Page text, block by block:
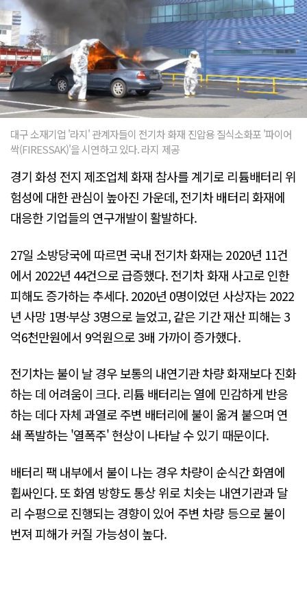
대구 소재기업 '라지' 관계자들이 전기차 화재 진압용 질식소화포 '파이어
싹(FIRESSAK)'을 시연하고 있다. 라지 제공
경기 화성 전지 제조업체 화재 참사를 계기로 리튬배터리 위
험성에 대한 관심이 높아진 가운데, 전기차 배터리 화재에
대응한 기업들의 연구개발이 활발하다.
27일 소방당국에 따르면 국내 전기차 화재는 2020년 11건
에서 2022년 44건으로 급증했다. 전기차 화재 사고로 인한
피해도 증가하는 추세다. 2020년 0명이었던 사상자는 2022
년 사망 1명·부상 3명으로 늘었고, 같은 기간 재산 피해는 3
억6천만원에서 9억원으로 3배 가까이 증가했다.
전기차는 불이 날 경우 보통의 내연기관 차량 화재보다 진화
하는 데 어려움이 크다. 리튬 배터리는 열에 민감하게 반응
하는 데다 자체 과열로 주변 배터리에 불이 옮겨 붙으며 연
쇄 폭발하는 '열폭주' 현상이 나타날 수 있기 때문이다.
배터리 팩 내부에서 불이 나는 경우 차량이 순식간 화염에
휩싸인다. 또 화염 방향도 통상 위로 치솟는 내연기관과 달
리 수평으로 진행되는 경향이 있어 주변 차량 등으로 불이
번져 피해가 커질 가능성이 높다.